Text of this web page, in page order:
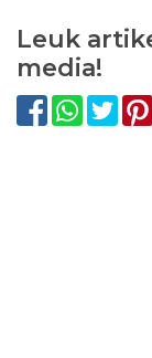
Leuk
media!